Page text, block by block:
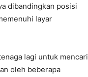
dibandingkan posisi
layar
lagi untuk mencari
oleh beberapa